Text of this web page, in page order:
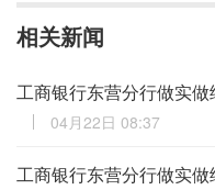
相关新闻
工商银行东营分行做实
04月22日 08:37
工商银行东营分行做实